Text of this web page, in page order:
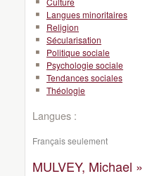
Langues minoritaires
Religion
Sécularisation
Politique sociale
Psychologie sociale
Tendances sociales
Théologie
Langues :
Français seulement
MULVEY, Michael »